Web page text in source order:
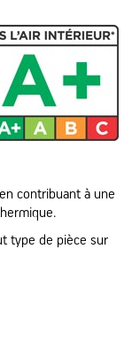
contribuant à une
type de pièce sur